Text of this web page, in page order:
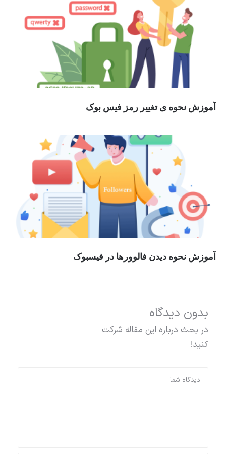
آموزش نحوه ی تغییر رمز فیس بوک
آموزش نحوه دیدن فالوورها در فیسبوک
بدون دیدگاه
در بحث درباره این مقاله شرکت
کنید!